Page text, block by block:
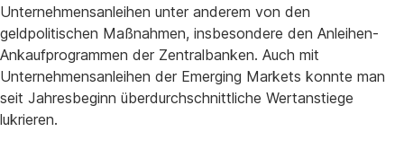
Unternehmensanleihen unter anderem von den
geldpolitischen Maßnahmen, insbesondere den Anleihen-
Ankaufprogrammen der Zentralbanken. Auch mit
Unternehmensanleihen der Emerging Markets konnte man
seit Jahresbeginn überdurchschnittliche Wertanstiege
lukrieren.